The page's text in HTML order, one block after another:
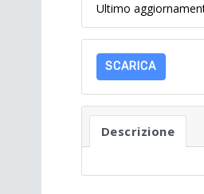
Ultimo
SCARICA
Descrizione